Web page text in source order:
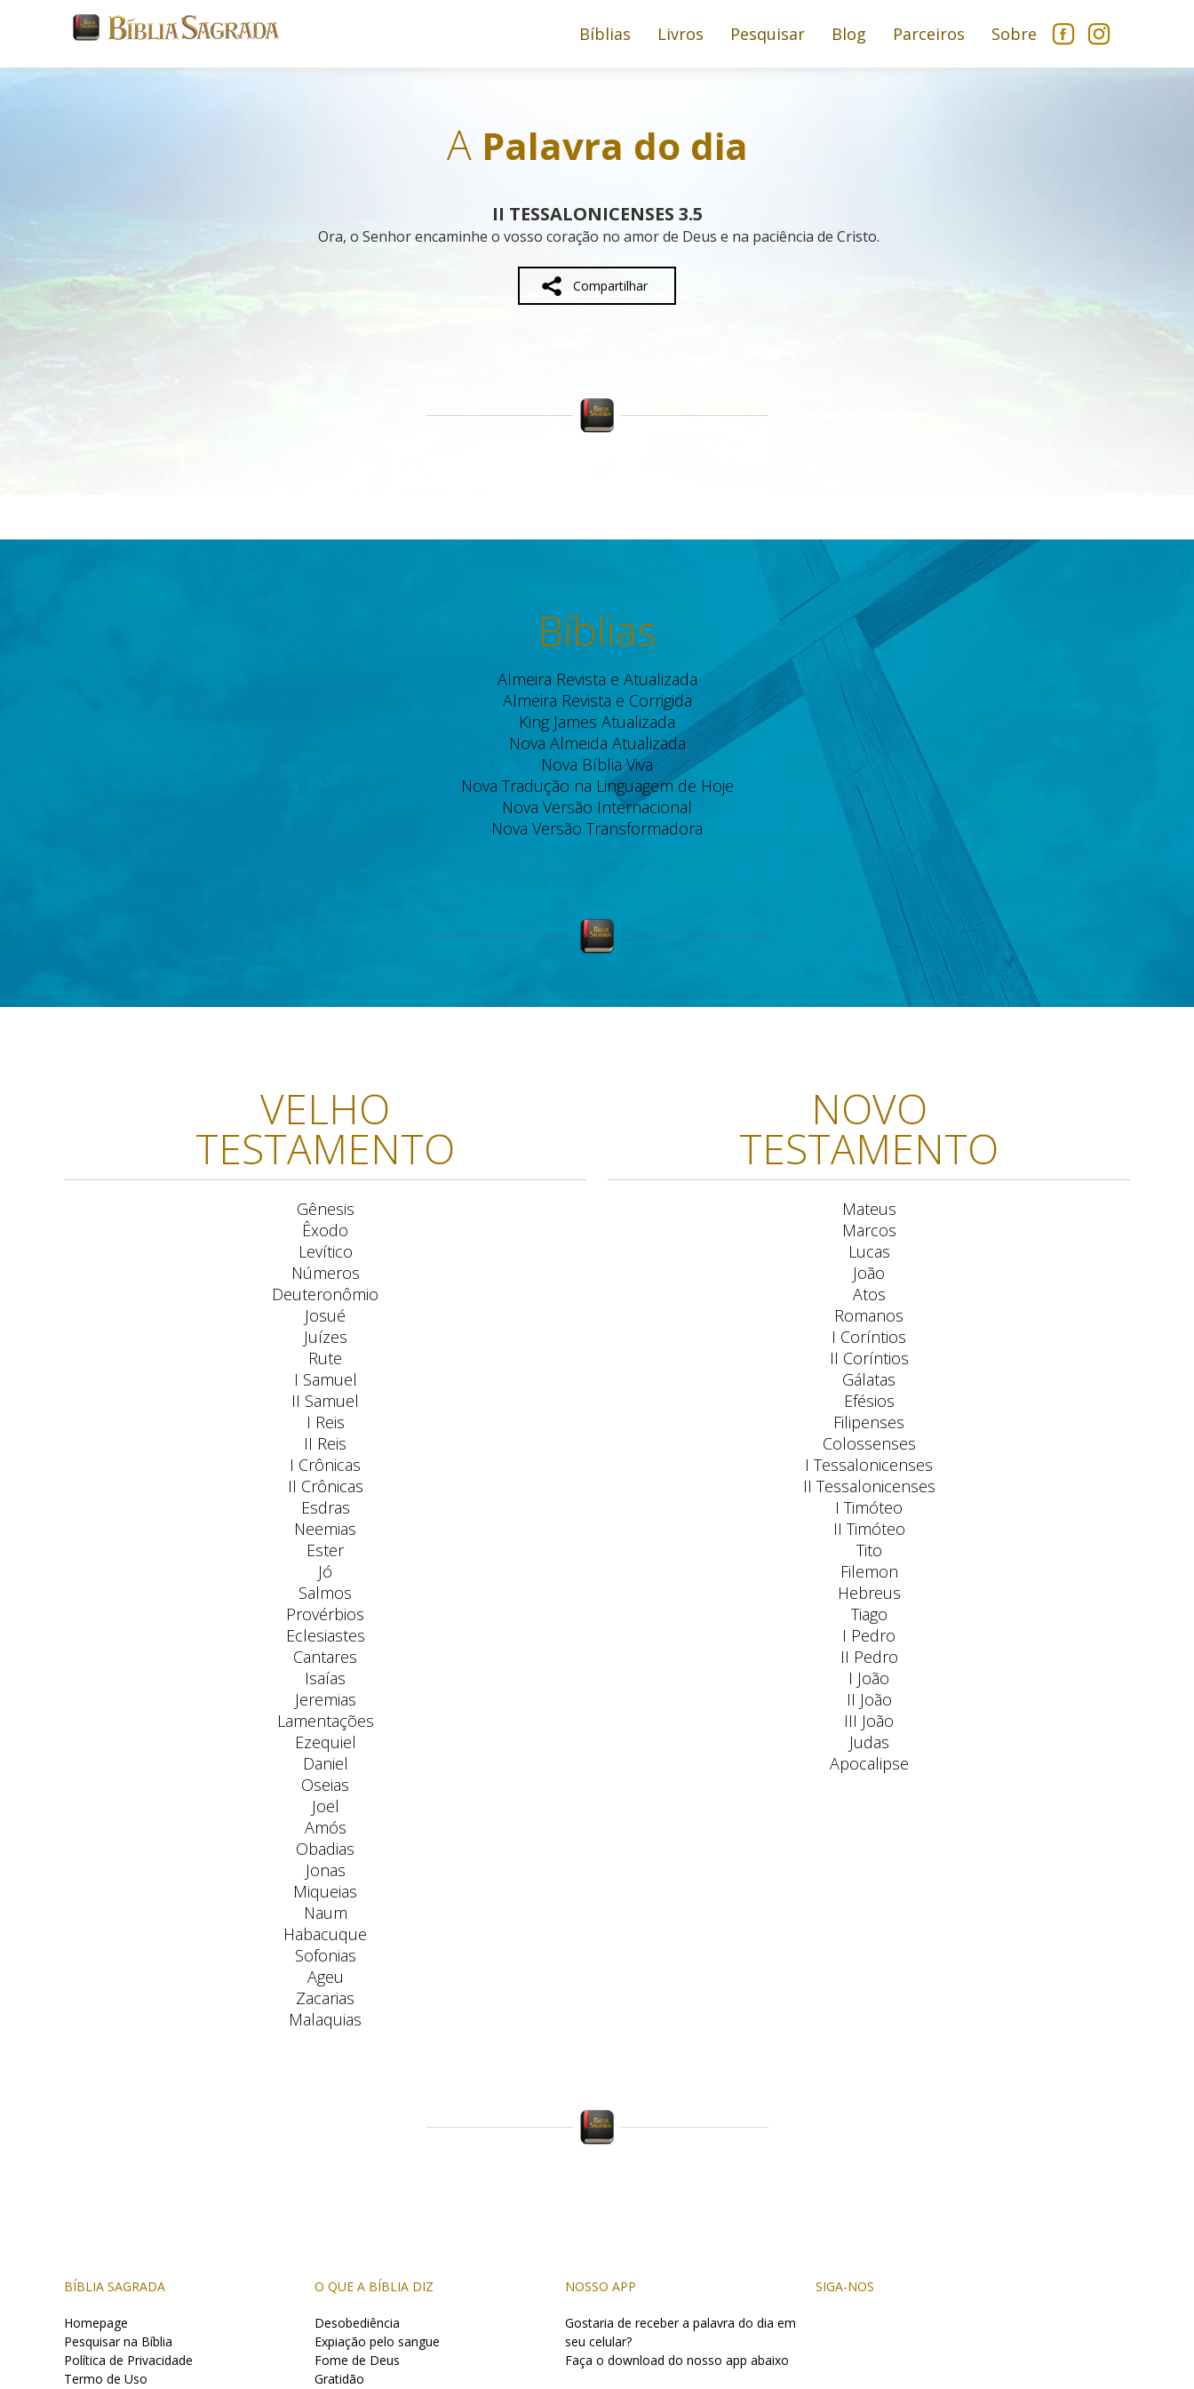
Bíblias Livros Pesquisar Blog Parceiros Sobre
APalavra do dia
II TESSALONICENSES 3.5
Ora, o Senhor encaminhe o vosso coração no amor de Deus e na paciência de Cristo.
Compartilhar
Bíblias
Almeira Revista e Atualizada
Almeira Revista e Corrigida
King James Atualizada
Nova Almeida Atualizada
Nova Bíblia Viva
Nova Tradução na Linguagem de Hoje
Nova Versão Internacional
Nova Versão Transformadora
VELHO
TESTAMENTO
Gênesis
Êxodo
Levítico
Números
Deuteronômio
Josué
Juízes
Rute
I Samuel
II Samuel
I Reis
II Reis
I Crônicas
II Crônicas
Esdras
Neemias
Ester
Jó
Salmos
Provérbios
Eclesiastes
Cantares
Isaías
Jeremias
Lamentações
Ezequiel
Daniel
Oseias
Joel
Amós
Obadias
Jonas
Miqueias
Naum
Habacuque
Sofonias
Ageu
Zacarias
Malaquias
NOVO
TESTAMENTO
Mateus
Marcos
Lucas
João
Atos
Romanos
I Coríntios
II Coríntios
Gálatas
Efésios
Filipenses
Colossenses
I Tessalonicenses
II Tessalonicenses
I Timóteo
II Timóteo
Tito
Filemon
Hebreus
Tiago
I Pedro
II Pedro
I João
II João
III João
Judas
Apocalipse
BÍBLIA SAGRADA
Homepage
Pesquisar na Bíblia
Política de Privacidade
Termo de Uso
O QUE A BÍBLIA DIZ
Desobediência
Expiação pelo sangue
Fome de Deus
Gratidão
NOSSO APP
Gostaria de receber a palavra do dia em
seu celular?
Faça o download do nosso app abaixo
SIGA-NOS